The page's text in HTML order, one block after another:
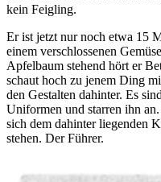
kein Feigling.
Er ist jetzt nur noch etwa 15
einem verschlossenen
Apfelbaum stehend hört er
schaut hoch zu jenem Ding
den Gestalten dahinter. Es
Uniformen und starren ihn
sich dem dahinter liegenden
stehen. Der Führer.